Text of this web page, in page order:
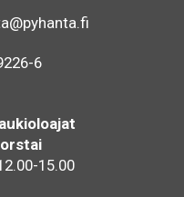
6
15.00